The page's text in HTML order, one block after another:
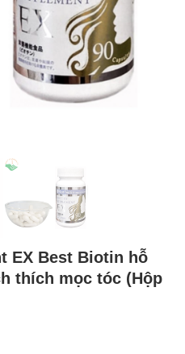
EX Best Biotin hỗ
thích mọc tóc (Hộp